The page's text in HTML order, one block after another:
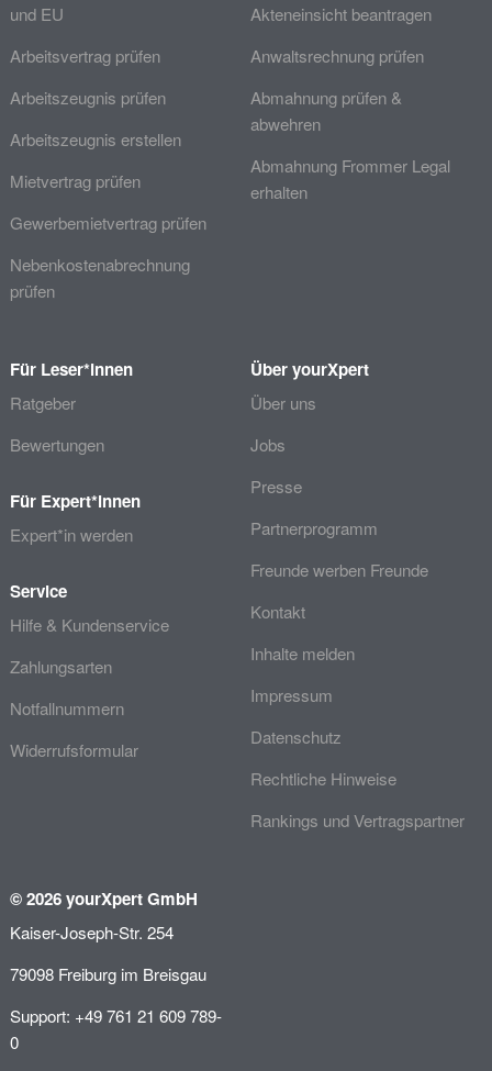
und EU
Arbeitsvertrag prüfen
Arbeitszeugnis prüfen
Arbeitszeugnis erstellen
Mietvertrag prüfen
Gewerbemietvertrag prüfen
Nebenkostenabrechnung
prüfen
Akteneinsicht beantragen
Anwaltsrechnung prüfen
Abmahnung prüfen &
abwehren
Abmahnung Frommer Legal
erhalten
Für Leser*innen
Ratgeber
Bewertungen
Für Expert*innen
Expert*in werden
Service
Hilfe & Kundenservice
Zahlungsarten
Notfallnummern
Widerrufsformular
Über yourXpert
Über uns
Jobs
Presse
Partnerprogramm
Freunde werben Freunde
Kontakt
Inhalte melden
Impressum
Datenschutz
Rechtliche Hinweise
Rankings und Vertragspartner
© 2026 yourXpert GmbH
Kaiser-Joseph-Str. 254
79098 Freiburg im Breisgau
Support: +49 761 21 609 789-
0